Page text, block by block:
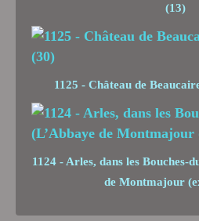
(13)
1125 - Château de
1124 - Arles, dans les Bouches-
de Montmajour